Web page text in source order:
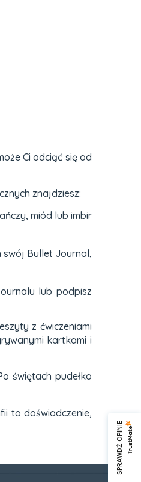
Ci odciąć się od
znajdziesz:
miód lub imbir
swój Bullet Journal,
lub podpisz
z ćwiczeniami
kartkami i
świętach pudełko
to doświadczenie,
SPRAWDŹ OPINIE